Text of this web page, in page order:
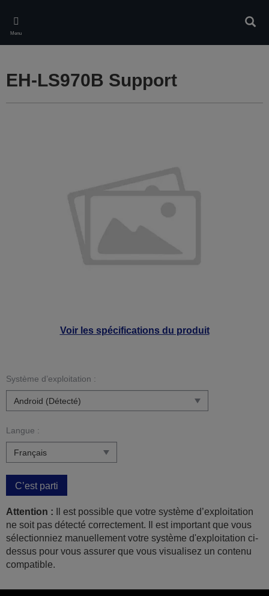
main
content
Menu
Voir les spécifications du produit
EH-LS970B Support
Système d’exploitation :
Langue :
C’est parti
Attention : Il est possible que votre système d’exploitation
ne soit pas détecté correctement. Il est important que vous
sélectionniez manuellement votre système d'exploitation ci-
dessus pour vous assurer que vous visualisez un contenu
compatible.